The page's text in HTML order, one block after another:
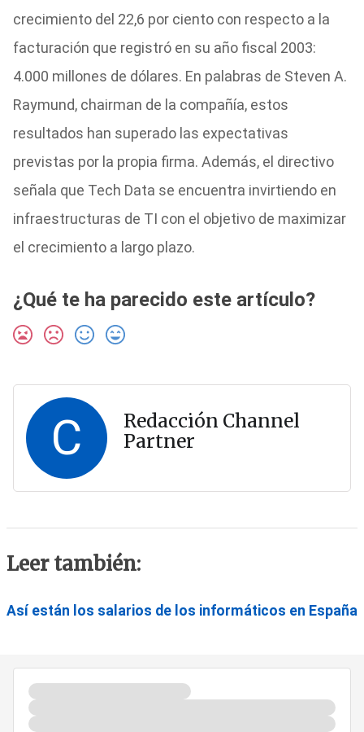
crecimiento del 22,6 por ciento con respecto a la
facturación que registró en su año fiscal 2003:
4.000 millones de dólares. En palabras de Steven A.
Raymund, chairman de la compañía, estos
resultados han superado las expectativas
previstas por la propia firma. Además, el directivo
señala que Tech Data se encuentra invirtiendo en
infraestructuras de TI con el objetivo de maximizar
el crecimiento a largo plazo.
¿Qué te ha parecido este artículo?
C
Redacción Channel
Partner
Leer también:
Así están los salarios de los informáticos en España